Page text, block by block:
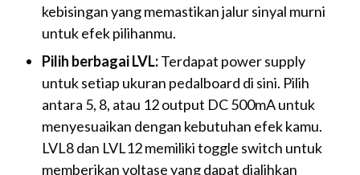
kebisingan yang memastikan jalur sinyal murni
untuk efek pilihanmu.
Pilih berbagai LVL:Terdapat power supply
untuk setiap ukuran pedalboard di sini. Pilih
antara 5, 8, atau 12 output DC 500mA untuk
menyesuaikan dengan kebutuhan efek kamu.
LVL8 dan LVL12 memiliki toggle switch untuk
memberikan voltase yang dapat dialihkan